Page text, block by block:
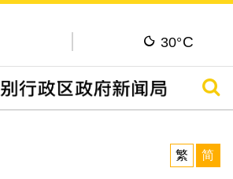
30°C
搜寻
繁
简